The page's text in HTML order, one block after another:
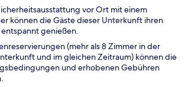
vor Ort mit einem
können die Gäste dieser Unterkunft ihren
genießen.
(mehr als 8 Zimmer in der
und im gleichen Zeitraum) können die
und erhobenen Gebühren